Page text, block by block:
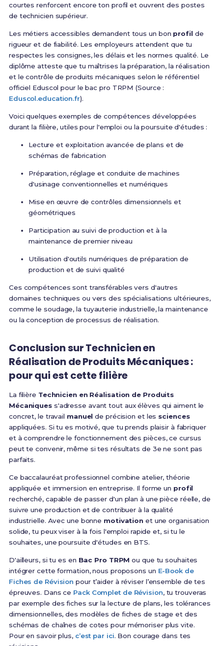
courtes renforcent encore ton profil et ouvrent des postes
de technicien supérieur.
Les métiers accessibles demandent tous un bon profilde
rigueur et de fiabilité. Les employeurs attendent que tu
respectes les consignes, les délais et les normes qualité. Le
diplôme atteste que tu maîtrises la préparation, la réalisation
et le contrôle de produits mécaniques selon le référentiel
officiel Eduscol pour le bac pro TRPM (Source :
Eduscol.education.fr).
Voici quelques exemples de compétences développées
durant la filière, utiles pour l'emploi ou la poursuite d'études :
Lecture et exploitation avancée de plans et de
schémas de fabrication
Préparation, réglage et conduite de machines
d'usinage conventionnelles et numériques
Mise en œuvre de contrôles dimensionnels et
géométriques
Participation au suivi de production et à la
maintenance de premier niveau
Utilisation d'outils numériques de préparation de
production et de suivi qualité
Ces compétences sont transférables vers d'autres
domaines techniques ou vers des spécialisations ultérieures,
comme le soudage, la tuyauterie industrielle, la maintenance
ou la conception de processus de réalisation.
Conclusion sur Technicien en
Réalisation de Produits Mécaniques :
pour qui est cette filière
La filière Technicien en Réalisation de Produits
Mécaniquess'adresse avant tout aux élèves qui aiment le
concret, le travail manuel de précision et les sciences
appliquées. Si tu es motivé, que tu prends plaisir à fabriquer
et à comprendre le fonctionnement des pièces, ce cursus
peut te convenir, même si tes résultats de 3e ne sont pas
parfaits.
Ce baccalauréat professionnel combine atelier, théorie
appliquée et immersion en entreprise. Il forme un profil
recherché, capable de passer d'un plan à une pièce réelle, de
suivre une production et de contribuer à la qualité
industrielle. Avec une bonne motivation et une organisation
solide, tu peux viser à la fois l'emploi rapide et, si tu le
souhaites, une poursuite d'études en BTS.
D'ailleurs, si tu es en Bac Pro TRPM ou que tu souhaites
intégrer cette formation, nous proposons un E-Book de
Fiches de Révision pour t’aider à réviser l’ensemble de tes
épreuves. Dans ce Pack Complet de Révision, tu trouveras
par exemple des fiches sur la lecture de plans, les tolérances
dimensionnelles, des modèles de fiches de stage et des
schémas de chaînes de cotes pour mémoriser plus vite.
Pour en savoir plus, c’est par ici. Bon courage dans tes